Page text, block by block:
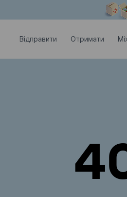
Відправити Отримати